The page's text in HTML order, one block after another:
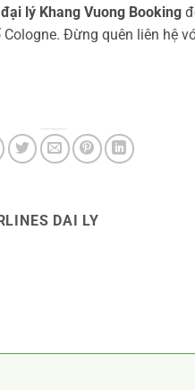
đại lý Khang Vuong Booking
Đừng quên liên hệ
DAI LY